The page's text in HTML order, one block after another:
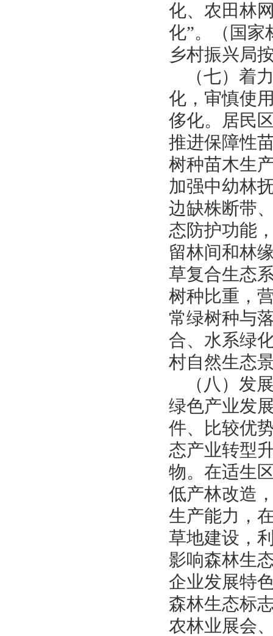
化、农田林
化”。（国家
乡村振兴局
（七）着
化，审慎使
侈化。居民
推进保障性
树种苗木生
加强中幼林
边缺株断带
态防护功能
留林间和林
草复合生态
树种比重，
常绿树种与
合、水系绿
村自然生态
（八）发
绿色产业发
件、比较优
态产业转型
物。在适生
低产林改造
生产能力，
草地建设，
影响森林生
企业发展特
森林生态标
农林业展会